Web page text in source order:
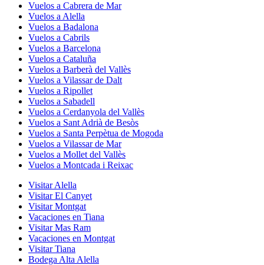
Vuelos a Cabrera de Mar
Vuelos a Alella
Vuelos a Badalona
Vuelos a Cabrils
Vuelos a Barcelona
Vuelos a Cataluña
Vuelos a Barberà del Vallès
Vuelos a Vilassar de Dalt
Vuelos a Ripollet
Vuelos a Sabadell
Vuelos a Cerdanyola del Vallès
Vuelos a Sant Adrià de Besòs
Vuelos a Santa Perpètua de Mogoda
Vuelos a Vilassar de Mar
Vuelos a Mollet del Vallès
Vuelos a Montcada i Reixac
Visitar Alella
Visitar El Canyet
Visitar Montgat
Vacaciones en Tiana
Visitar Mas Ram
Vacaciones en Montgat
Visitar Tiana
Bodega Alta Alella